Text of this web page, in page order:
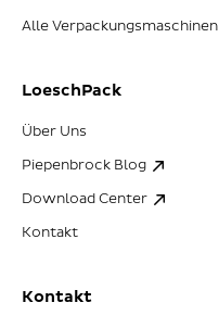
Alle Verpackungsmaschinen
LoeschPack
Über Uns
Piepenbrock Blog
Download Center
Kontakt
Kontakt